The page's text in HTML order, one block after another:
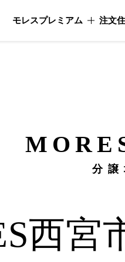
モレスプレミアム モレス
注文
分譲
西宮